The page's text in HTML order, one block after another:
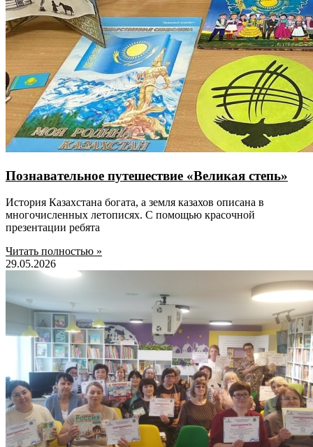
Познавательное путешествие «Великая степь»
История Казахстана богата, а земля казахов описана в
многочисленных летописях. С помощью красочной
презентации ребята
Читать полностью »
29.05.2026